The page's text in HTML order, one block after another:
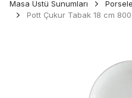
Masa Üstü Sunumları
Pott Çukur Tabak 18 cm